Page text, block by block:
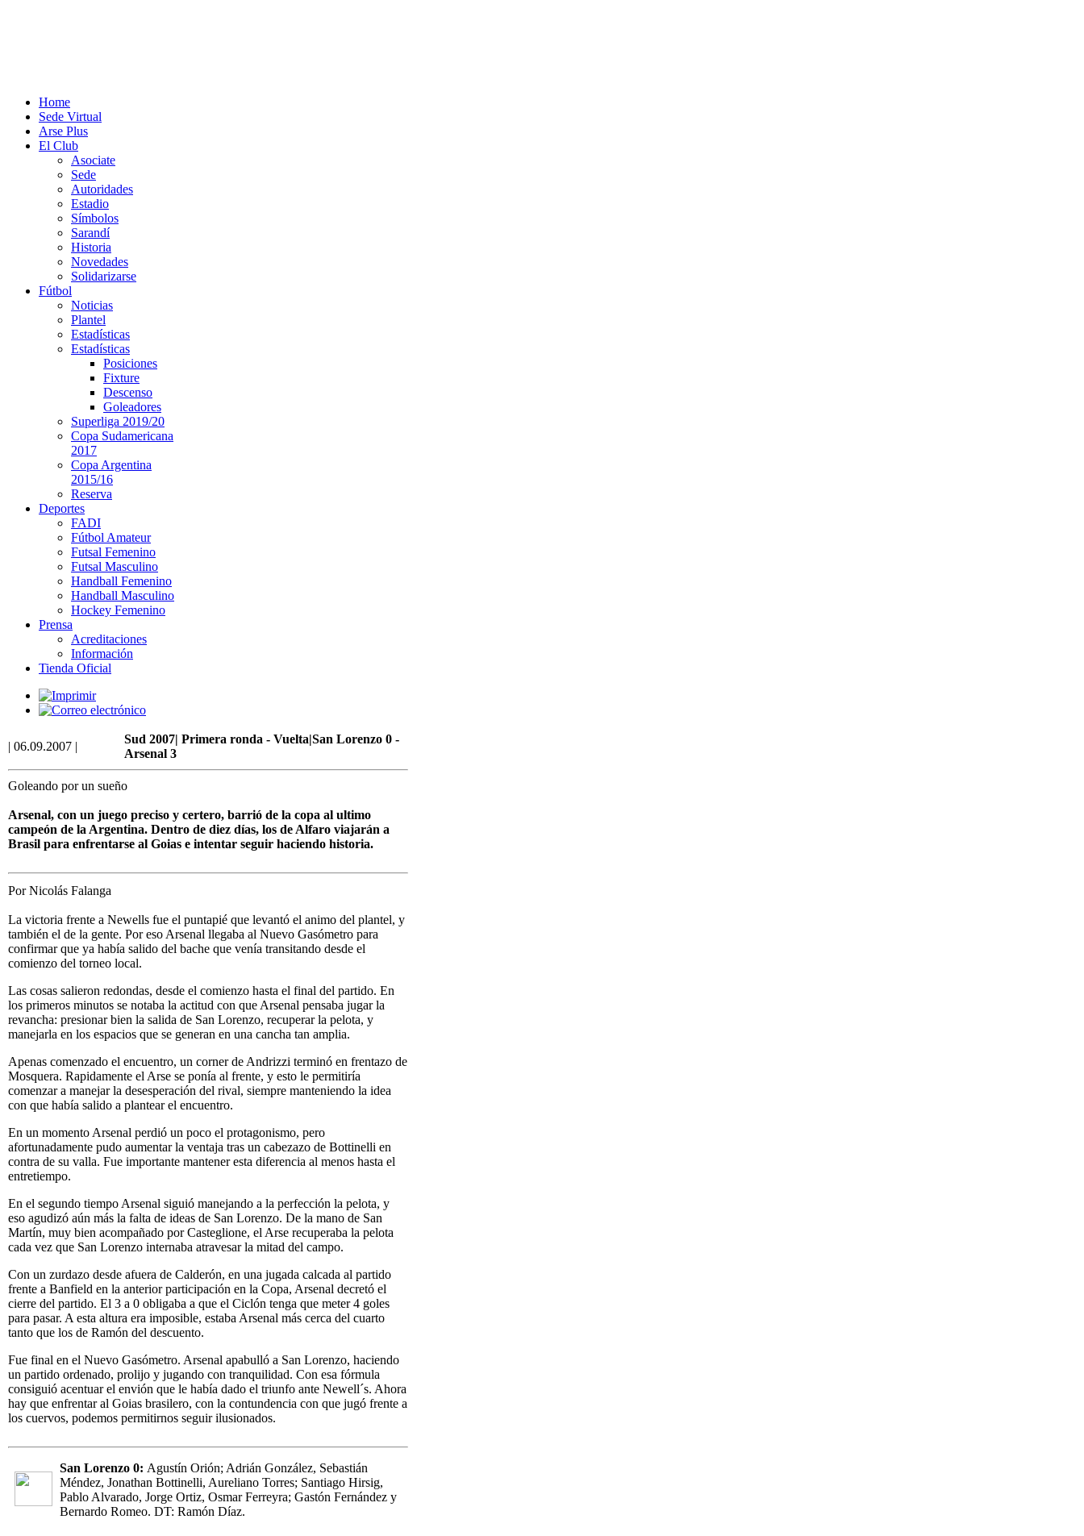
Home
Sede Virtual
Arse Plus
El Club
Asociate
Sede
Autoridades
Estadio
Símbolos
Sarandí
Historia
Novedades
Solidarizarse
Fútbol
Noticias
Plantel
Estadísticas
Estadísticas
Posiciones
Fixture
Descenso
Goleadores
Superliga 2019/20
Copa Sudamericana
2017
Copa Argentina
2015/16
Reserva
Deportes
FADI
Fútbol Amateur
Futsal Femenino
Futsal Masculino
Handball Femenino
Handball Masculino
Hockey Femenino
Prensa
Acreditaciones
Información
Tienda Oficial
| 06.09.2007 |
Sud 2007| Primera ronda - Vuelta|San Lorenzo 0 -
Arsenal 3
Goleando por un sueño
Arsenal, con un juego preciso y certero, barrió de la copa al ultimo
campeón de la Argentina. Dentro de diez días, los de Alfaro viajarán a
Brasil para enfrentarse al Goias e intentar seguir haciendo historia.
Por Nicolás Falanga
La victoria frente a Newells fue el puntapié que levantó el animo del plantel, y
también el de la gente. Por eso Arsenal llegaba al Nuevo Gasómetro para
confirmar que ya había salido del bache que venía transitando desde el
comienzo del torneo local.
Las cosas salieron redondas, desde el comienzo hasta el final del partido. En
los primeros minutos se notaba la actitud con que Arsenal pensaba jugar la
revancha: presionar bien la salida de San Lorenzo, recuperar la pelota, y
manejarla en los espacios que se generan en una cancha tan amplia.
Apenas comenzado el encuentro, un corner de Andrizzi terminó en frentazo de
Mosquera. Rapidamente el Arse se ponía al frente, y esto le permitiría
comenzar a manejar la desesperación del rival, siempre manteniendo la idea
con que había salido a plantear el encuentro.
En un momento Arsenal perdió un poco el protagonismo, pero
afortunadamente pudo aumentar la ventaja tras un cabezazo de Bottinelli en
contra de su valla. Fue importante mantener esta diferencia al menos hasta el
entretiempo.
En el segundo tiempo Arsenal siguió manejando a la perfección la pelota, y
eso agudizó aún más la falta de ideas de San Lorenzo. De la mano de San
Martín, muy bien acompañado por Casteglione, el Arse recuperaba la pelota
cada vez que San Lorenzo internaba atravesar la mitad del campo.
Con un zurdazo desde afuera de Calderón, en una jugada calcada al partido
frente a Banfield en la anterior participación en la Copa, Arsenal decretó el
cierre del partido. El 3 a 0 obligaba a que el Ciclón tenga que meter 4 goles
para pasar. A esta altura era imposible, estaba Arsenal más cerca del cuarto
tanto que los de Ramón del descuento.
Fue final en el Nuevo Gasómetro. Arsenal apabulló a San Lorenzo, haciendo
un partido ordenado, prolijo y jugando con tranquilidad. Con esa fórmula
consiguió acentuar el envión que le había dado el triunfo ante Newell´s. Ahora
hay que enfrentar al Goias brasilero, con la contundencia con que jugó frente a
los cuervos, podemos permitirnos seguir ilusionados.
San Lorenzo 0: Agustín Orión; Adrián González, Sebastián
Méndez, Jonathan Bottinelli, Aureliano Torres; Santiago Hirsig,
Pablo Alvarado, Jorge Ortiz, Osmar Ferreyra; Gastón Fernández y
Bernardo Romeo. DT: Ramón Díaz.